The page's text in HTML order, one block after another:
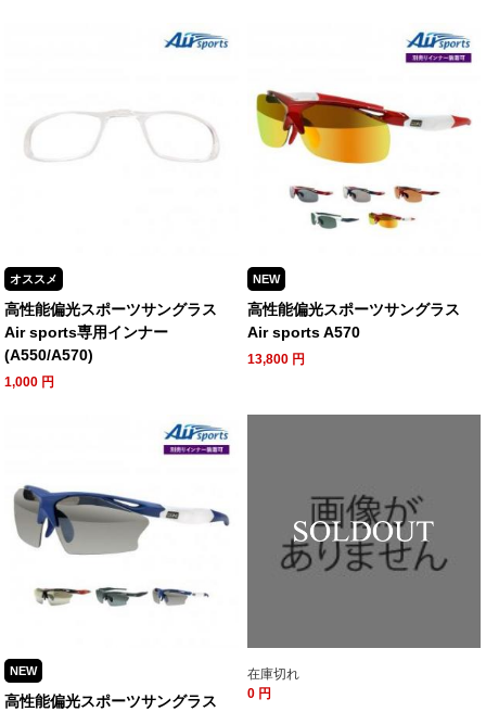
オススメ
高性能偏光スポーツサングラス
Air sports専用インナー
(A550/A570)
1,000 円
NEW
高性能偏光スポーツサングラス
Air sports A570
13,800 円
NEW
高性能偏光スポーツサングラス
在庫切れ
0 円